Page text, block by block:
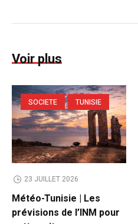
Voir plus
SOCIETE TUNISIE
23 JUILLET 2026
Météo-Tunisie | Les
prévisions de l’INM pour